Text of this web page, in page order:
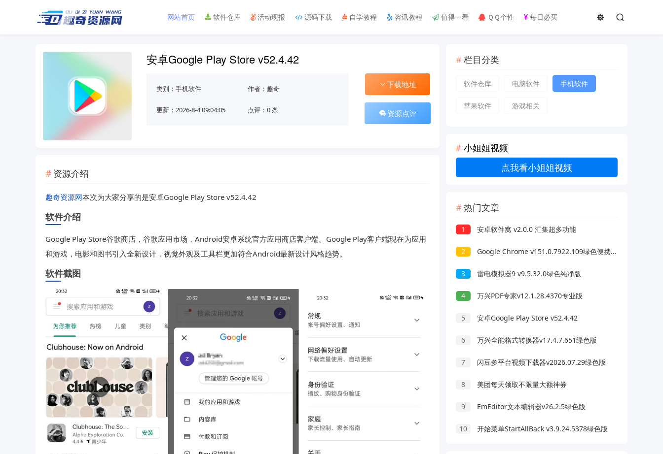
网站首页 软件仓库 活动现报 源码下载 自学教程 咨讯教程 值得一看 ＱＱ个性 每日必买
安卓Google Play Store v52.4.42
类别： 手机软件 作者：趣奇
更新：2026-8-4 09:04:05 点评：0 条
下载地址
资源点评
资源介绍
趣奇资源网本次为大家分享的是安卓Google Play Store v52.4.42
软件介绍
Google Play Store谷歌商店，谷歌应用市场，Android安卓系统官方应用商店客户端。Google Play客户端现在为应用
和游戏，电影和图书引入全新设计，视觉外观及工具栏更加符合Android最新设计风格趋势。
软件截图
栏目分类
软件仓库 电脑软件 手机软件
苹果软件 游戏相关
小姐姐视频
点我看小姐姐视频
热门文章
1 安卓软件窝 v2.0.0 汇集超多功能
2 Google Chrome v151.0.7922.109绿色便携版
3 雷电模拟器9 v9.5.32.0绿色纯净版
4 万兴PDF专家v12.1.28.4370专业版
5 安卓Google Play Store v52.4.42
6 万兴全能格式转换器v17.4.7.651绿色版
7 闪豆多平台视频下载器v2026.07.29绿色版
8 美团每天领取不限量大额神券
9 EmEditor文本编辑器v26.2.5绿色版
10 开始菜单StartAllBack v3.9.24.5378绿色版